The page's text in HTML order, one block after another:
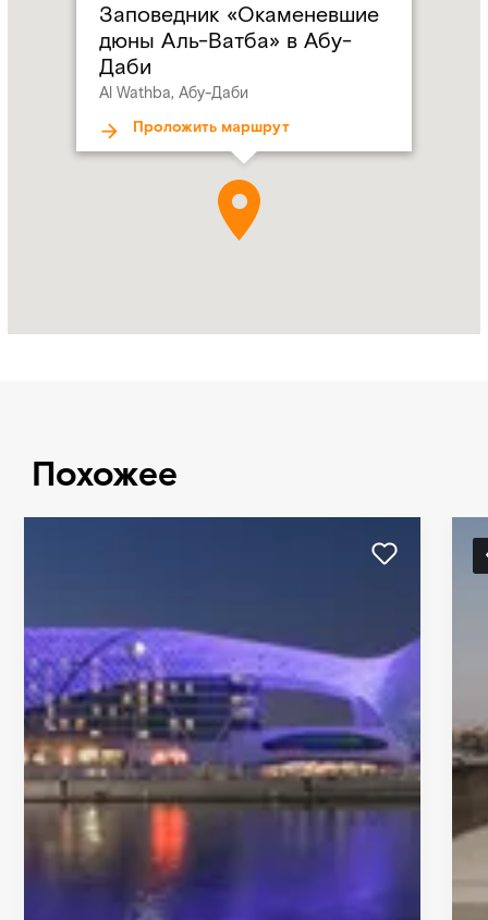
Заповедник «Окаменевшие
дюны Аль-Ватба» в Абу-
Даби
Al Wathba, Абу-Даби
Проложить маршрут
Похожее